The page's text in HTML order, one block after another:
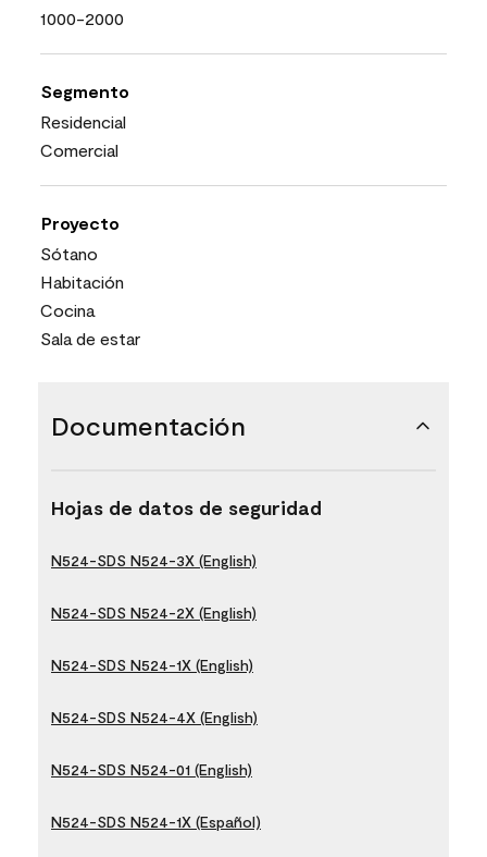
1000-2000
Segmento
Residencial
Comercial
Proyecto
Sótano
Habitación
Cocina
Sala de estar
Documentación
Hojas de datos de seguridad
N524-SDS N524-3X (English)
N524-SDS N524-2X (English)
N524-SDS N524-1X (English)
N524-SDS N524-4X (English)
N524-SDS N524-01 (English)
N524-SDS N524-1X (Español)